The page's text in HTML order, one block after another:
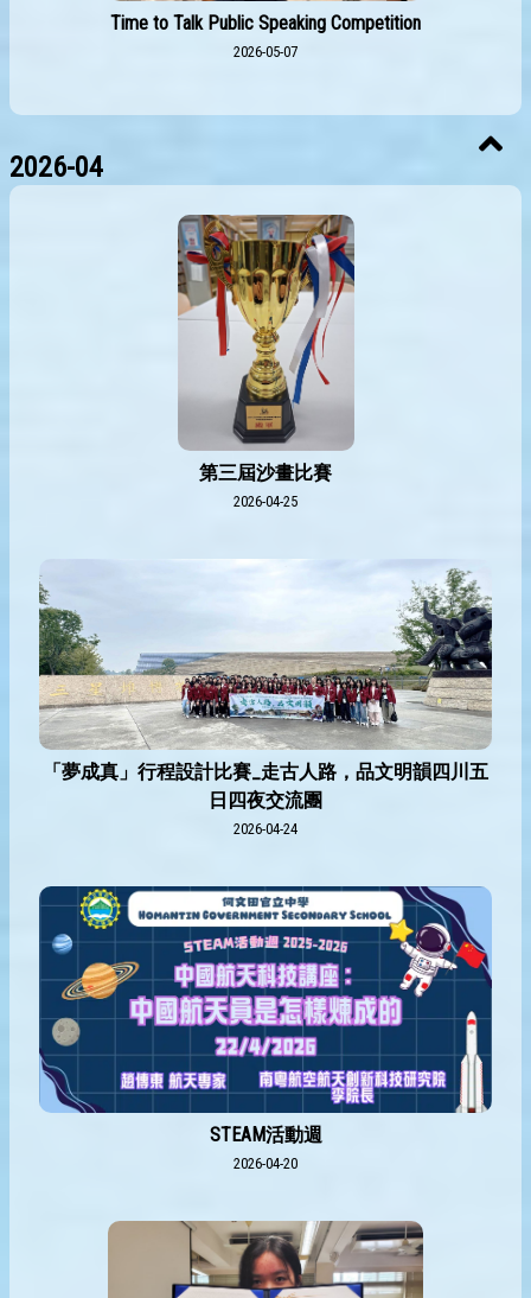
Time to Talk Public Speaking Competition
2026-05-07
2026-04
第三屆沙畫比賽
2026-04-25
「夢成真」行程設計比賽_走古人路，品文明韻四川五
日四夜交流團
2026-04-24
STEAM活動週
2026-04-20